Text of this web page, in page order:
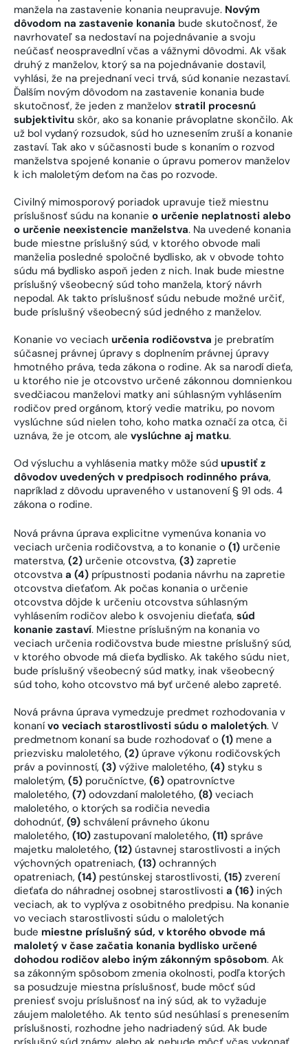
manžela na zastavenie konania neupravuje. Novým
dôvodom na zastavenie konania bude skutočnosť, že
navrhovateľ sa nedostaví na pojednávanie a svoju
neúčasť neospravedlní včas a vážnymi dôvodmi. Ak však
druhý z manželov, ktorý sa na pojednávanie dostavil,
vyhlási, že na prejednaní veci trvá, súd konanie nezastaví.
Ďalším novým dôvodom na zastavenie konania bude
skutočnosť, že jeden z manželov stratil procesnú
subjektivitu skôr, ako sa konanie právoplatne skončilo. Ak
už bol vydaný rozsudok, súd ho uznesením zruší a konanie
zastaví. Tak ako v súčasnosti bude s konaním o rozvod
manželstva spojené konanie o úpravu pomerov manželov
k ich maloletým deťom na čas po rozvode.
Civilný mimosporový poriadok upravuje tiež miestnu
príslušnosť súdu na konanie o určenie neplatnosti alebo
o určenie neexistencie manželstva. Na uvedené konania
bude miestne príslušný súd, v ktorého obvode mali
manželia posledné spoločné bydlisko, ak v obvode tohto
súdu má bydlisko aspoň jeden z nich. Inak bude miestne
príslušný všeobecný súd toho manžela, ktorý návrh
nepodal. Ak takto príslušnosť súdu nebude možné určiť,
bude príslušný všeobecný súd jedného z manželov.
Konanie vo veciach určenia rodičovstva je prebratím
súčasnej právnej úpravy s doplnením právnej úpravy
hmotného práva, teda zákona o rodine. Ak sa narodí dieťa,
u ktorého nie je otcovstvo určené zákonnou domnienkou
svedčiacou manželovi matky ani súhlasným vyhlásením
rodičov pred orgánom, ktorý vedie matriku, po novom
vyslúchne súd nielen toho, koho matka označí za otca, či
uznáva, že je otcom, ale vyslúchne aj matku.
Od výsluchu a vyhlásenia matky môže súd upustiť z
dôvodov uvedených v predpisoch rodinného práva,
napríklad z dôvodu upraveného v ustanovení § 91 ods. 4
zákona o rodine.
Nová právna úprava explicitne vymenúva konania vo
veciach určenia rodičovstva, a to konanie o (1) určenie
materstva, (2) určenie otcovstva, (3) zapretie
otcovstva a (4) prípustnosti podania návrhu na zapretie
otcovstva dieťaťom. Ak počas konania o určenie
otcovstva dôjde k určeniu otcovstva súhlasným
vyhlásením rodičov alebo k osvojeniu dieťaťa, súd
konanie zastaví. Miestne príslušným na konania vo
veciach určenia rodičovstva bude miestne príslušný súd,
v ktorého obvode má dieťa bydlisko. Ak takého súdu niet,
bude príslušný všeobecný súd matky, inak všeobecný
súd toho, koho otcovstvo má byť určené alebo zapreté.
Nová právna úprava vymedzuje predmet rozhodovania v
konanívo veciach starostlivosti súdu o maloletých. V
predmetnom konaní sa bude rozhodovať o (1) mene a
priezvisku maloletého, (2) úprave výkonu rodičovských
práv a povinností, (3) výžive maloletého, (4) styku s
maloletým, (5) poručníctve, (6) opatrovníctve
maloletého, (7) odovzdaní maloletého, (8) veciach
maloletého, o ktorých sa rodičia nevedia
dohodnúť, (9) schválení právneho úkonu
maloletého, (10) zastupovaní maloletého, (11) správe
majetku maloletého, (12) ústavnej starostlivosti a iných
výchovných opatreniach, (13) ochranných
opatreniach, (14) pestúnskej starostlivosti, (15) zverení
dieťaťa do náhradnej osobnej starostlivosti a (16) iných
veciach, ak to vyplýva z osobitného predpisu. Na konanie
vo veciach starostlivosti súdu o maloletých
bude miestne príslušný súd, v ktorého obvode má
maloletý v čase začatia konania bydlisko určené
dohodou rodičov alebo iným zákonným spôsobom. Ak
sa zákonným spôsobom zmenia okolnosti, podľa ktorých
sa posudzuje miestna príslušnosť, bude môcť súd
preniesť svoju príslušnosť na iný súd, ak to vyžaduje
záujem maloletého. Ak tento súd nesúhlasí s prenesením
príslušnosti, rozhodne jeho nadriadený súd. Ak bude